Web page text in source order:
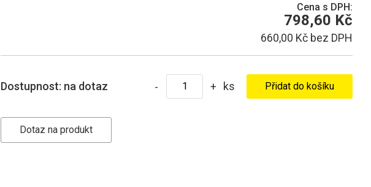
Cena s DPH:
798,60 Kč
660,00 Kč bez DPH
Dostupnost: na dotaz - + ks
Dotaz na produkt